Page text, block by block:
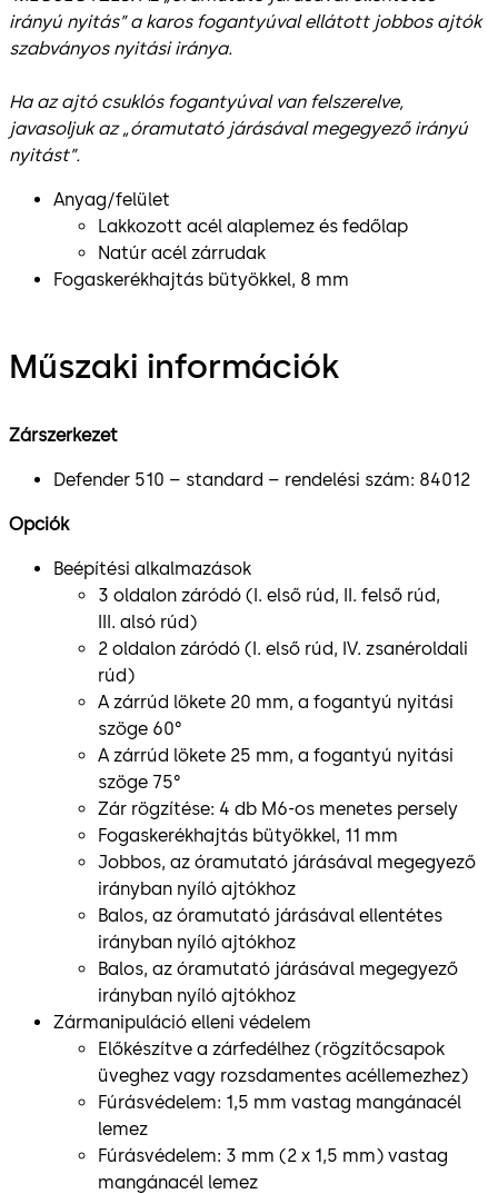
irányú nyitás” a karos fogantyúval ellátott jobbos ajtók
szabványos nyitási iránya.
Ha az ajtó csuklós fogantyúval van felszerelve,
javasoljuk az „óramutató járásával megegyező irányú
nyitást”.
Anyag/felület
Lakkozott acél alaplemez és fedőlap
Natúr acél zárrudak
Fogaskerékhajtás bütyökkel, 8 mm
Műszaki információk
Zárszerkezet
Defender 510 – standard – rendelési szám: 84012
Opciók
Beépítési alkalmazások
3 oldalon záródó (I. első rúd, II. felső rúd,
III. alsó rúd)
2 oldalon záródó (I. első rúd, IV. zsanéroldali
rúd)
A zárrúd lökete 20 mm, a fogantyú nyitási
szöge 60°
A zárrúd lökete 25 mm, a fogantyú nyitási
szöge 75°
Zár rögzítése: 4 db M6-os menetes persely
Fogaskerékhajtás bütyökkel, 11 mm
Jobbos, az óramutató járásával megegyező
irányban nyíló ajtókhoz
Balos, az óramutató járásával ellentétes
irányban nyíló ajtókhoz
Balos, az óramutató járásával megegyező
irányban nyíló ajtókhoz
Zármanipuláció elleni védelem
Előkészítve a zárfedélhez (rögzítőcsapok
üveghez vagy rozsdamentes acéllemezhez)
Fúrásvédelem: 1,5 mm vastag mangánacél
lemez
Fúrásvédelem: 3 mm (2 x 1,5 mm) vastag
mangánacél lemez